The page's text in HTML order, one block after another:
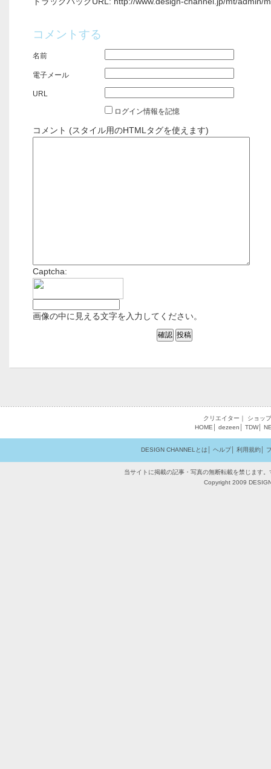
コメントする
名前
電子メール
URL
ログイン情報を記憶
コメント (スタイル用のHTMLタグを使えます)
Captcha:
画像の中に見える文字を入力してください。
クリエイター
ショップ
HOME
dezeen TDW│
DESIGN CHANNELとは ヘルプ│ 利用規約│
当サイトに掲載の記事・写真の無断転載を禁じます
Copyright 2009